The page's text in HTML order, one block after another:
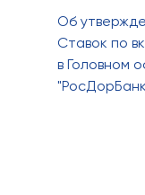
Об
Ставок по
в Головном